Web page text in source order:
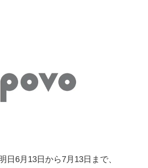
日6月13日から7月13日まで、